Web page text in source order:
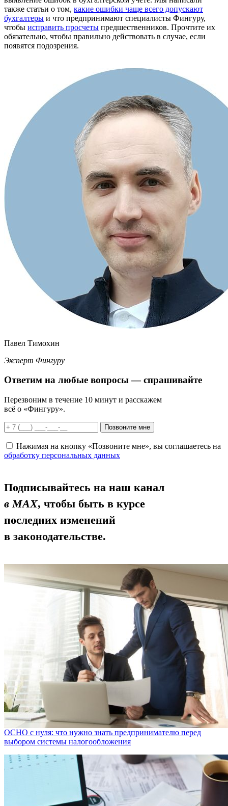
также статьи о том, какие ошибки чаще всего допускают
бухгалтеры и что предпринимают специалисты Фингуру,
чтобы исправить просчеты предшественников. Прочтите их
обязательно, чтобы правильно действовать в случае, если
появятся подозрения.
Павел Тимохин
Эксперт Фингуру
Ответим на любые вопросы— спрашивайте
Перезвоним в течение 10 минут и расскажем
всё о «Фингуру».
Позвоните мне
Нажимая на кнопку «Позвоните мне», вы соглашаетесь на
обработку персональных данных
Подписывайтесь на наш канал
в MAX, чтобы быть в курсе
последних изменений
в законодательстве.
ОСНО с нуля: что нужно знать предпринимателю перед
выбором системы налогообложения